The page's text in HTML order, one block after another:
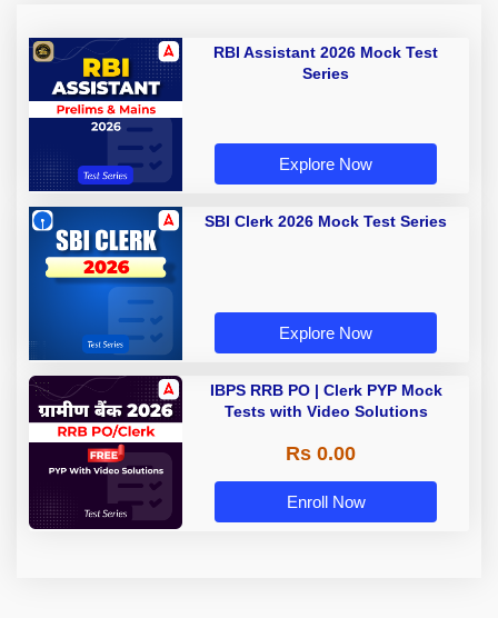
RBI Assistant 2026 Mock Test
Series
Explore Now
SBI Clerk 2026 Mock Test Series
Explore Now
IBPS RRB PO | Clerk PYP Mock
Tests with Video Solutions
Rs 0.00
Enroll Now